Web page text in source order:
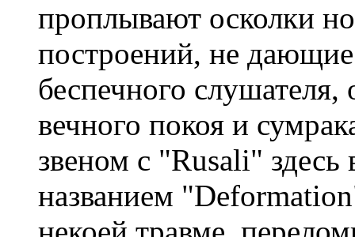
проплывают осколки
построений, не
беспечного
вечного покоя и
звеном с "Rusali" здесь
названием